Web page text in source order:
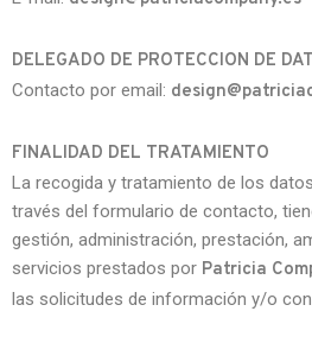
DELEGADO DE PROTECCION DE
Contacto por email:
FINALIDAD DEL TRATAMIENTO
La recogida y tratamiento de los
través del formulario de contacto,
gestión, administración, prestación,
servicios prestados por Patricia
las solicitudes de información y/o